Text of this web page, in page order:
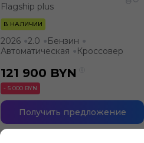
Flagship plus
В НАЛИЧИИ
2026 ●2.0 ● Бензин ●
Автоматическая ● Кроссовер
121 900 BYN
- 5 000 BYN
Получить предложение